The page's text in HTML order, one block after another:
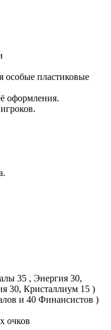
особые пластиковые
оформления.
35 , Энергия 30,
30, Кристаллиум 15 )
и 40 Финансистов )
очков